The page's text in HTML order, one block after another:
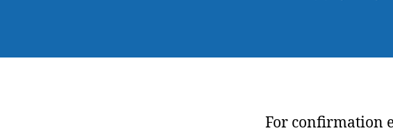
For confirmation